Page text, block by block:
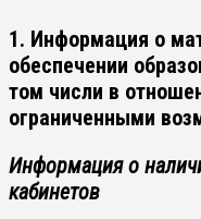
1. Информация о
обеспечении
том числи в
ограниченными
Информация о
кабинетов